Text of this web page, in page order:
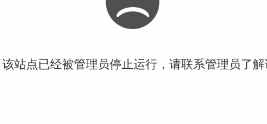
站点已经被管理员停止运行，请联系管理员了